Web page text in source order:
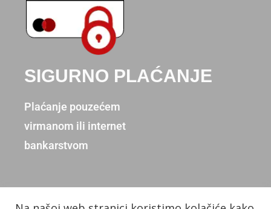
SIGURNO PLAĆANJE
Plaćanje pouzećem
virmanom ili internet
bankarstvom